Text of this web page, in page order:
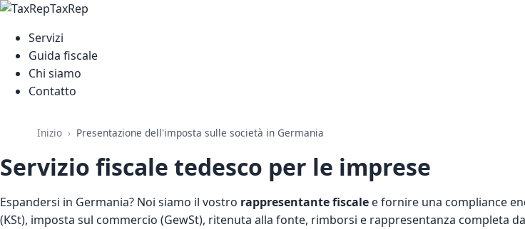
TaxRep
Servizi
Guida fiscale
Chi siamo
Contatto
Inizio Presentazione dell'imposta sulle società in Germania
Servizio fiscale tedesco per le imprese
Espandersi in Germania? Noi siamo il vostro rappresentante fiscale e fornire una compliance
(KSt), imposta sul commercio (GewSt), ritenuta alla fonte, rimborsi e rappresentanza completa